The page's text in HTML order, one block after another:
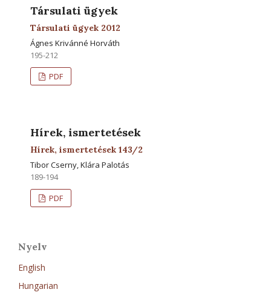
Társulati ügyek
Társulati ügyek 2012
Ágnes Krivánné Horváth
195-212
PDF
Hírek, ismertetések
Hírek, ismertetések 143/2
Tibor Cserny, Klára Palotás
189-194
PDF
Nyelv
English
Hungarian